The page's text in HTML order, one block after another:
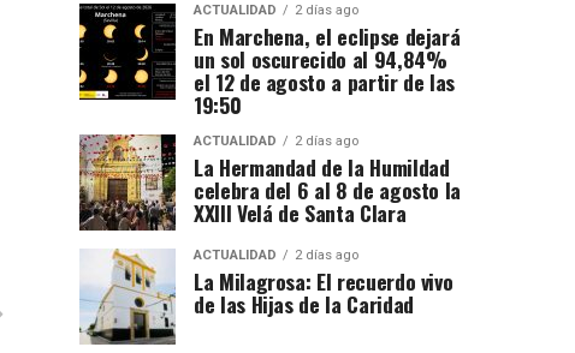
ACTUALIDAD 2 días ago
En Marchena, el eclipse dejará
un sol oscurecido al 94,84%
el 12 de agosto a partir de las
19:50
ACTUALIDAD 2 días ago
La Hermandad de la Humildad
celebra del 6 al 8 de agosto la
XXIII Velá de Santa Clara
ACTUALIDAD 2 días ago
La Milagrosa: El recuerdo vivo
de las Hijas de la Caridad